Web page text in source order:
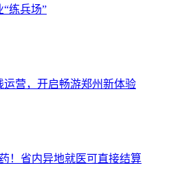
练兵场”
营，开启畅游郑州新体验
！省内异地就医可直接结算